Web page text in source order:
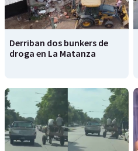
Derriban dos bunkers de
droga en La Matanza